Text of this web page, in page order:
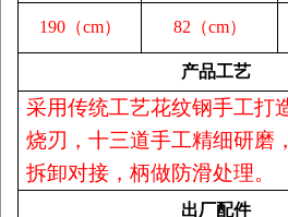
190（cm） 82（cm）
产品工艺
采用传统工艺花纹钢手工打
烧刃，十三道手工精细研磨
拆卸对接，柄做防滑处理。
出厂配件